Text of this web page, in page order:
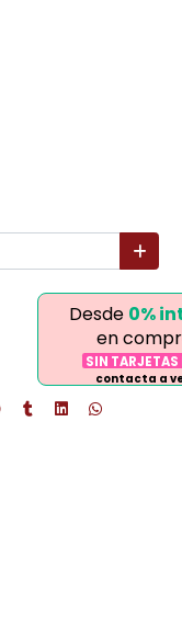
Desde 0%
en
SIN TARJETAS
contacta a